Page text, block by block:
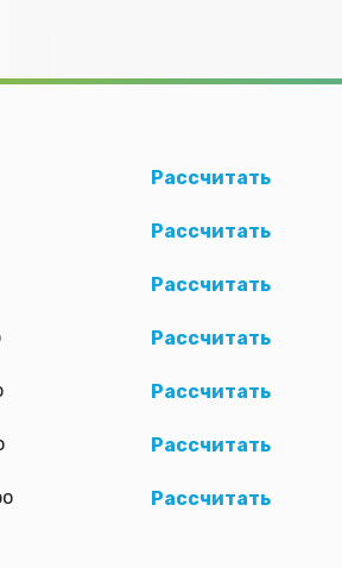
Рассчитать
Рассчитать
Рассчитать
Рассчитать
Рассчитать
Рассчитать
Рассчитать